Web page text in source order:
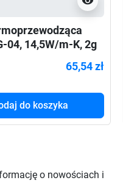
04, 14,5W/m-K, 2g
65,54 zł
do koszyka
o nowościach i